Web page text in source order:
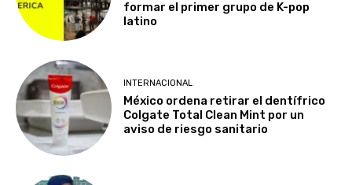
formar el primer grupo de K-pop
latino
INTERNACIONAL
México ordena retirar el dentífrico
Colgate Total Clean Mint por un
aviso de riesgo sanitario